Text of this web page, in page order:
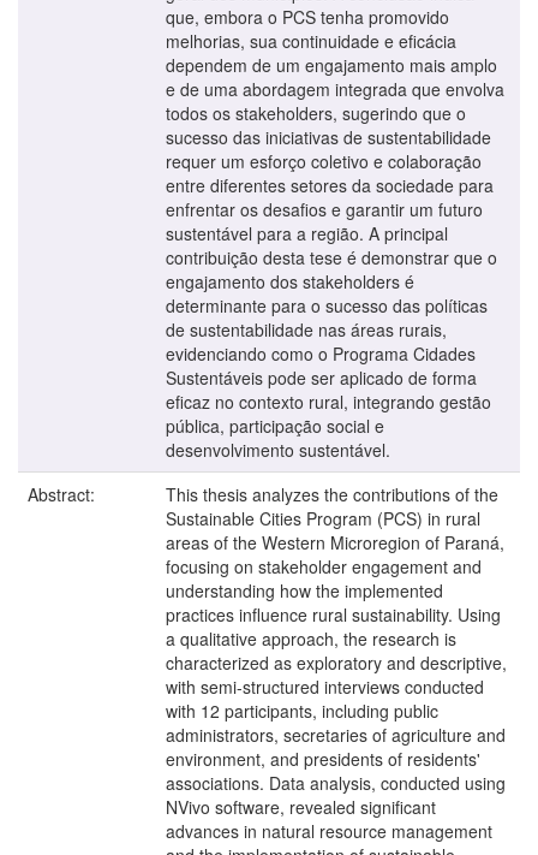
que, embora o PCS tenha promovido
melhorias, sua continuidade e eficácia
dependem de um engajamento mais amplo
e de uma abordagem integrada que envolva
todos os stakeholders, sugerindo que o
sucesso das iniciativas de sustentabilidade
requer um esforço coletivo e colaboração
entre diferentes setores da sociedade para
enfrentar os desafios e garantir um futuro
sustentável para a região. A principal
contribuição desta tese é demonstrar que o
engajamento dos stakeholders é
determinante para o sucesso das políticas
de sustentabilidade nas áreas rurais,
evidenciando como o Programa Cidades
Sustentáveis pode ser aplicado de forma
eficaz no contexto rural, integrando gestão
pública, participação social e
desenvolvimento sustentável.
Abstract:
This thesis analyzes the contributions of the
Sustainable Cities Program (PCS) in rural
areas of the Western Microregion of Paraná,
focusing on stakeholder engagement and
understanding how the implemented
practices influence rural sustainability. Using
a qualitative approach, the research is
characterized as exploratory and descriptive,
with semi-structured interviews conducted
with 12 participants, including public
administrators, secretaries of agriculture and
environment, and presidents of residents'
associations. Data analysis, conducted using
NVivo software, revealed significant
advances in natural resource management